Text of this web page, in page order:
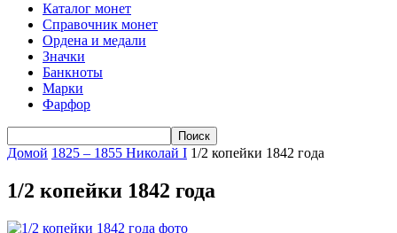
Каталог монет
Справочник монет
Ордена и медали
Значки
Банкноты
Марки
Фарфор
Домой 1825 – 1855 Николай I 1/2 копейки 1842 года
1/2 копейки 1842 года